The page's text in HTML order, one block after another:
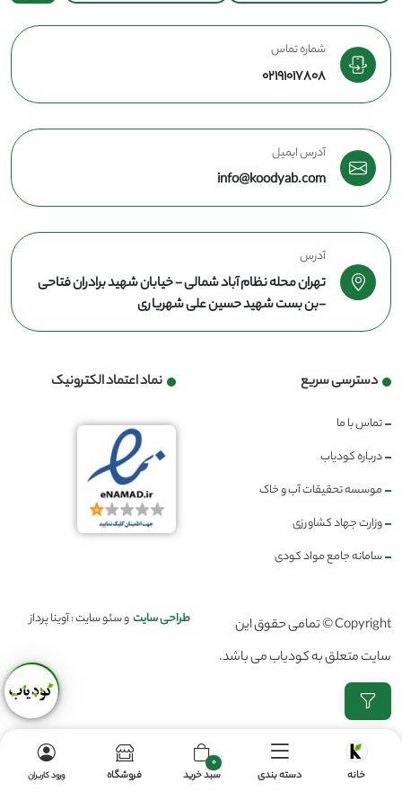
شماره تماس
02191017808
آدرس ایمیل
info@koodyab.com
آدرس
تهران محله نظام آباد شمالی - خیابان شهید برادران فتاحی
-بن بست شهید حسین علی شهریاری
دسترسی سریع
تماس با ما
درباره کودیاب
موسسه تحقیقات آب و خاک
وزارت جهاد کشاورزی
سامانه جامع مواد کودی
نماد اعتماد الکترونیک
Copyright © تمامی حقوق این
سایت متعلق به کودیاب می باشد.
طراحی سایتو سئو سایت : آوینا پرداز
خانه دسته بندی
0
سبد خرید فروشگاه ورود کاربران